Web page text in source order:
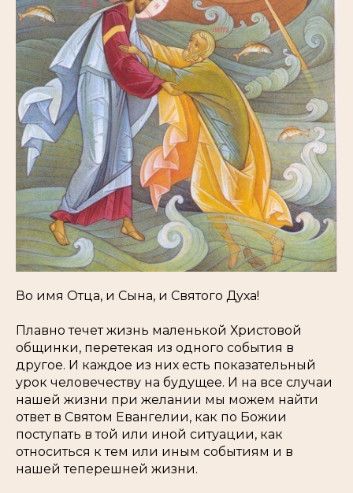
Во имя Отца, и Сына, и Святого Духа!
Плавно течет жизнь маленькой Христовой
общинки, перетекая из одного события в
другое. И каждое из них есть показательный
урок человечеству на будущее. И на все случаи
нашей жизни при желании мы можем найти
ответ в Святом Евангелии, как по Божии
поступать в той или иной ситуации, как
относиться к тем или иным событиям и в
нашей теперешней жизни.